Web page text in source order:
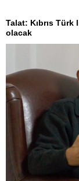
Talat: Kıbrıs
olacak